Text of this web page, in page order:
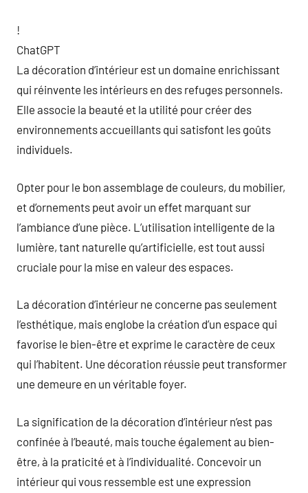
!
ChatGPT
La décoration d’intérieur est un domaine enrichissant
qui réinvente les intérieurs en des refuges personnels.
Elle associe la beauté et la utilité pour créer des
environnements accueillants qui satisfont les goûts
individuels.
Opter pour le bon assemblage de couleurs, du mobilier,
et d’ornements peut avoir un effet marquant sur
l’ambiance d’une pièce. L’utilisation intelligente de la
lumière, tant naturelle qu’artificielle, est tout aussi
cruciale pour la mise en valeur des espaces.
La décoration d’intérieur ne concerne pas seulement
l’esthétique, mais englobe la création d’un espace qui
favorise le bien-être et exprime le caractère de ceux
qui l’habitent. Une décoration réussie peut transformer
une demeure en un véritable foyer.
La signification de la décoration d’intérieur n’est pas
confinée à l’beauté, mais touche également au bien-
être, à la praticité et à l’individualité. Concevoir un
intérieur qui vous ressemble est une expression